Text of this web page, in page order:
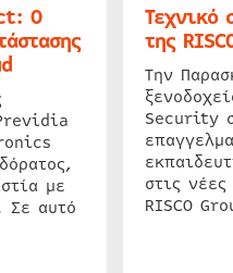
Ο
με
Σε αυτό
Τεχνικό
της
Την
Security
στις
RISCO